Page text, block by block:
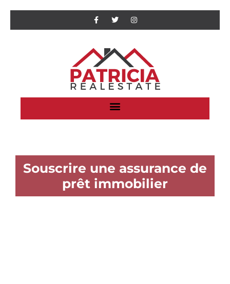
Souscrire une assurance de
prêt immobilier